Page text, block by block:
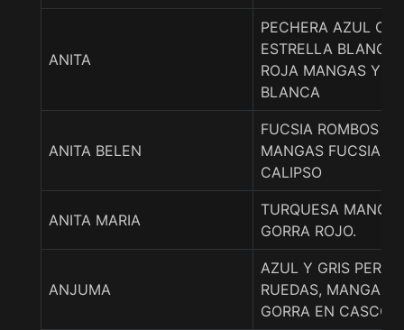
ANITA
PECHERA AZUL
ESTRELLA BLANCA
ROJA MANGAS Y
BLANCA
ANITA BELEN
FUCSIA ROMBOS
MANGAS FUCSIA
CALIPSO
ANITA MARIA
TURQUESA
GORRA ROJO.
ANJUMA
AZUL Y GRIS
RUEDAS, MANGAS
GORRA EN CASCOS.